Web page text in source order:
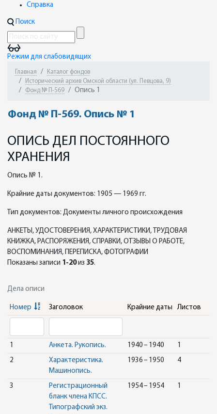
Справка
Поиск
Режим для слабовидящих
Главная
Каталог фондов
Исторический архив Омской области (ул. Певцова, 9)
Фонд № П-569
Опись 1
Фонд № П-569. Опись № 1
ОПИСЬ ДЕЛ ПОСТОЯННОГО
ХРАНЕНИЯ
Опись № 1.
Крайние даты документов: 1905 — 1969 гг.
Тип документов: Документы личного происхождения
АНКЕТЫ, УДОСТОВЕРЕНИЯ, ХАРАКТЕРИСТИКИ, ТРУДОВАЯ
КНИЖКА, РАСПОРЯЖЕНИЯ, СПРАВКИ, ОТЗЫВЫ О РАБОТЕ,
ВОСПОМИНАНИЯ, ПЕРЕПИСКА, ФОТОГРАФИИ
Показаны записи 1-20из 35.
Дела описи
Номер Заголовок Крайние даты Листов
1 Анкета. Рукопись. 1940 – 1940 1
2
Характеристика.
Машинопись.
1936 – 1950 4
3
Регистрационный
бланк члена КПСС.
Типографский экз.
1954 – 1954 1